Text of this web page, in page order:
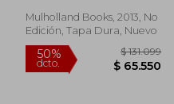
Mulholland Books, 2013, No
Edición, Tapa Dura, Nuevo